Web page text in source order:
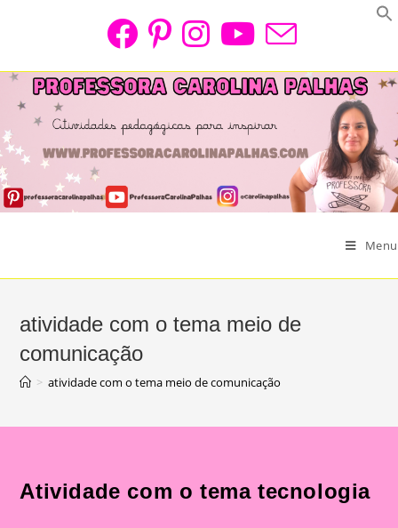
Menu
atividade com o tema meio de
comunicação
> atividade com o tema meio de comunicação
Atividade com o tema tecnologia